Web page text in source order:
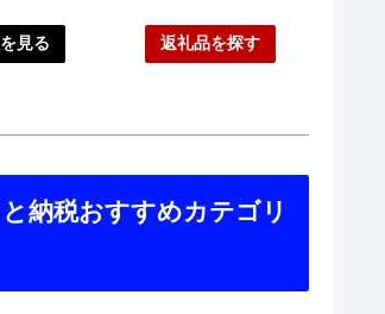
見る 返礼品を探す
納税おすすめカテゴリ